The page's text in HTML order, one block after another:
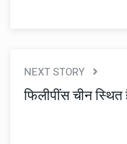
NEXT STORY
फिलीपींस चीन